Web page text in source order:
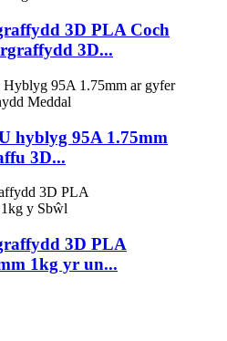
3D PLA Coch
3D...
hyblyg 95A 1.75mm
3D...
3D PLA
1kg yr un...